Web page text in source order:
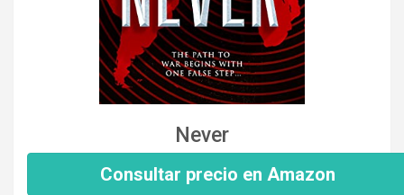
Never
Consultar precio en Amazon